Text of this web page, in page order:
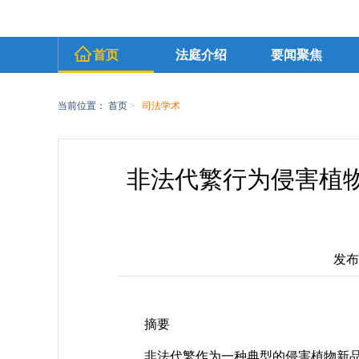
首页 法庭介绍 要闻聚焦
当前位置： 首页 > 司法学术
非法代繁行为侵害植
发
摘要
非法代繁作为一种典型的侵害植物新品